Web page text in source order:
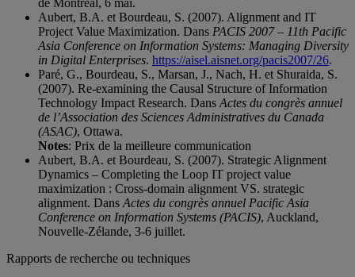
Aubert, B.A. et Bourdeau, S. (2007). Alignment and IT
Project Value Maximization. Dans PACIS 2007 – 11th Pacific
Asia Conference on Information Systems: Managing Diversity
in Digital Enterprises. https://aisel.aisnet.org/pacis2007/26.
Paré, G., Bourdeau, S., Marsan, J., Nach, H. et Shuraida, S.
(2007). Re-examining the Causal Structure of Information
Technology Impact Research. Dans Actes du congrès annuel
de l’Association des Sciences Administratives du Canada
(ASAC), Ottawa.
Notes: Prix de la meilleure communication
Aubert, B.A. et Bourdeau, S. (2007). Strategic Alignment
Dynamics – Completing the Loop IT project value
maximization : Cross-domain alignment VS. strategic
alignment. Dans Actes du congrès annuel Pacific Asia
Conference on Information Systems (PACIS), Auckland,
Nouvelle-Zélande, 3-6 juillet.
Rapports de recherche ou techniques